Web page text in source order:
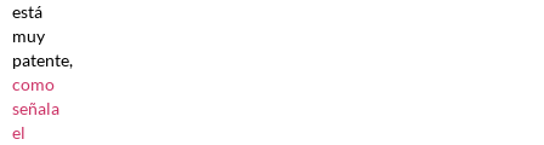
está
muy
patente,
como
señala
el